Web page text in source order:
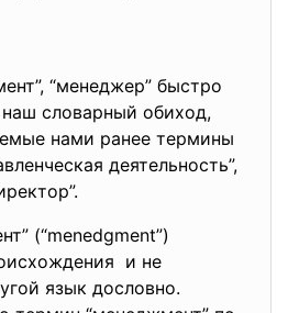
“менеджер” быстро
словарный обиход,
нами ранее термины
деятельность”,
(“menedgment”)
и не
язык дословно.